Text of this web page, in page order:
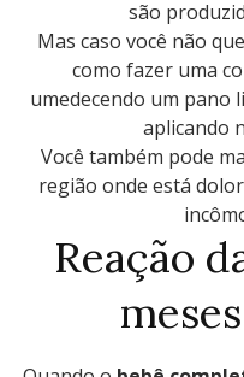
são
Mas caso você não
como fazer uma
umedecendo um pano
aplicando
Você também pode
região onde está
Reação